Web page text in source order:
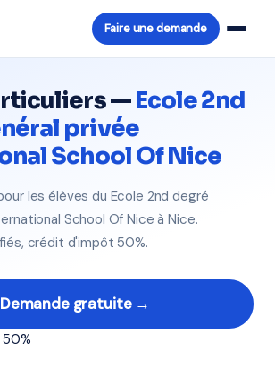
Faire une demande
—Ecole 2nd
privée
School Of Nice
les élèves du Ecole 2nd degré
School Of Nice à Nice.
crédit d'impôt 50%.
Demande gratuite →